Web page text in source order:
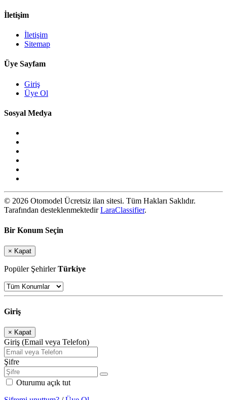
İletişim
İletişim
Sitemap
Üye Sayfam
Giriş
Üye Ol
Sosyal Medya
© 2026 Otomodel Ücretsiz ilan sitesi. Tüm Hakları Saklıdır.
Tarafından desteklenmektedirLaraClassifier.
Bir Konum Seçin
× Kapat
Popüler ŞehirlerTürkiye
Giriş
× Kapat
Giriş (Email veya Telefon)
Şifre
Oturumu açık tut